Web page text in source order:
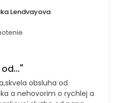
Lendvayova
obsluha od
a nehovorim o rychlej a